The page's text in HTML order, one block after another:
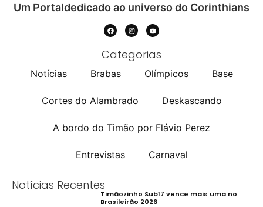
Um Portaldedicado ao universo do Corinthians
Categorias
Notícias Brabas Olímpicos Base
Cortes do Alambrado Deskascando
A bordo do Timão por Flávio Perez
Entrevistas Carnaval
Notícias Recentes
Timãozinho Sub17 vence mais uma no
Brasileirão 2026